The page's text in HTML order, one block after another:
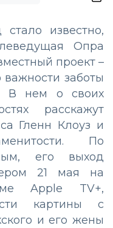
известно,
Опра
проект –
заботы
В нем о своих
расскажут
Гленн Клоуз и
По
его выход
21 мая на
Apple TV+,
картины с
и его жены